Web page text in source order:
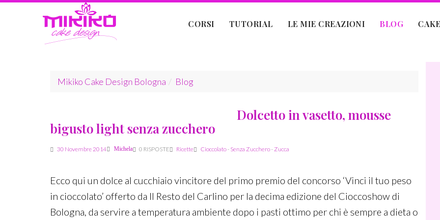
CORSI TUTORIAL LE MIE CREAZIONI BLOG(
Mikiko Cake Design Bologna Blog
Dolcetto in vasetto, mousse
bigusto light senza zucchero
30 Novembre 2014 Michela 0 RISPOSTE Ricette Cioccolato- Senza Zucchero-Zucca
Ecco qui un dolce al cucchiaio vincitore del primo premio del concorso ‘Vinci il tuo peso
in cioccolato’ offerto da Il Resto del Carlino per la decima edizione del Cioccoshow di
Bologna, da servire a temperatura ambiente dopo i pasti ottimo per chi è sempre a dieta o